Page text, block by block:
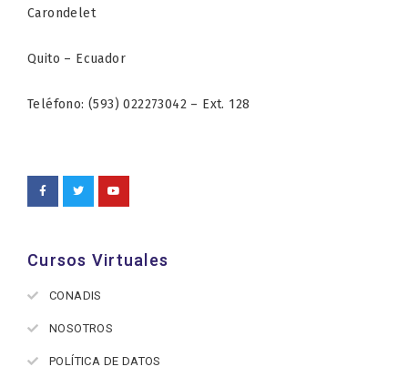
Carondelet
Quito – Ecuador
Teléfono: (593) 022273042 – Ext. 128
Cursos Virtuales
CONADIS
NOSOTROS
POLÍTICA DE DATOS